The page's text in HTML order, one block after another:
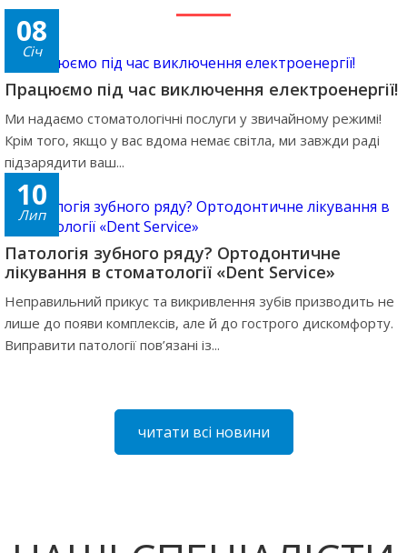
08
Січ
Працюємо під час виключення електроенергії!
Ми надаємо стоматологічні послуги у звичайному режимі!
Крім того, якщо у вас вдома немає світла, ми завжди раді
підзарядити ваш...
10
Лип
Патологія зубного ряду? Ортодонтичне
лікування в стоматології «Dent Service»
Неправильний прикус та викривлення зубів призводить не
лише до появи комплексів, але й до гострого дискомфорту.
Виправити патології пов’язані із...
читати всі новини